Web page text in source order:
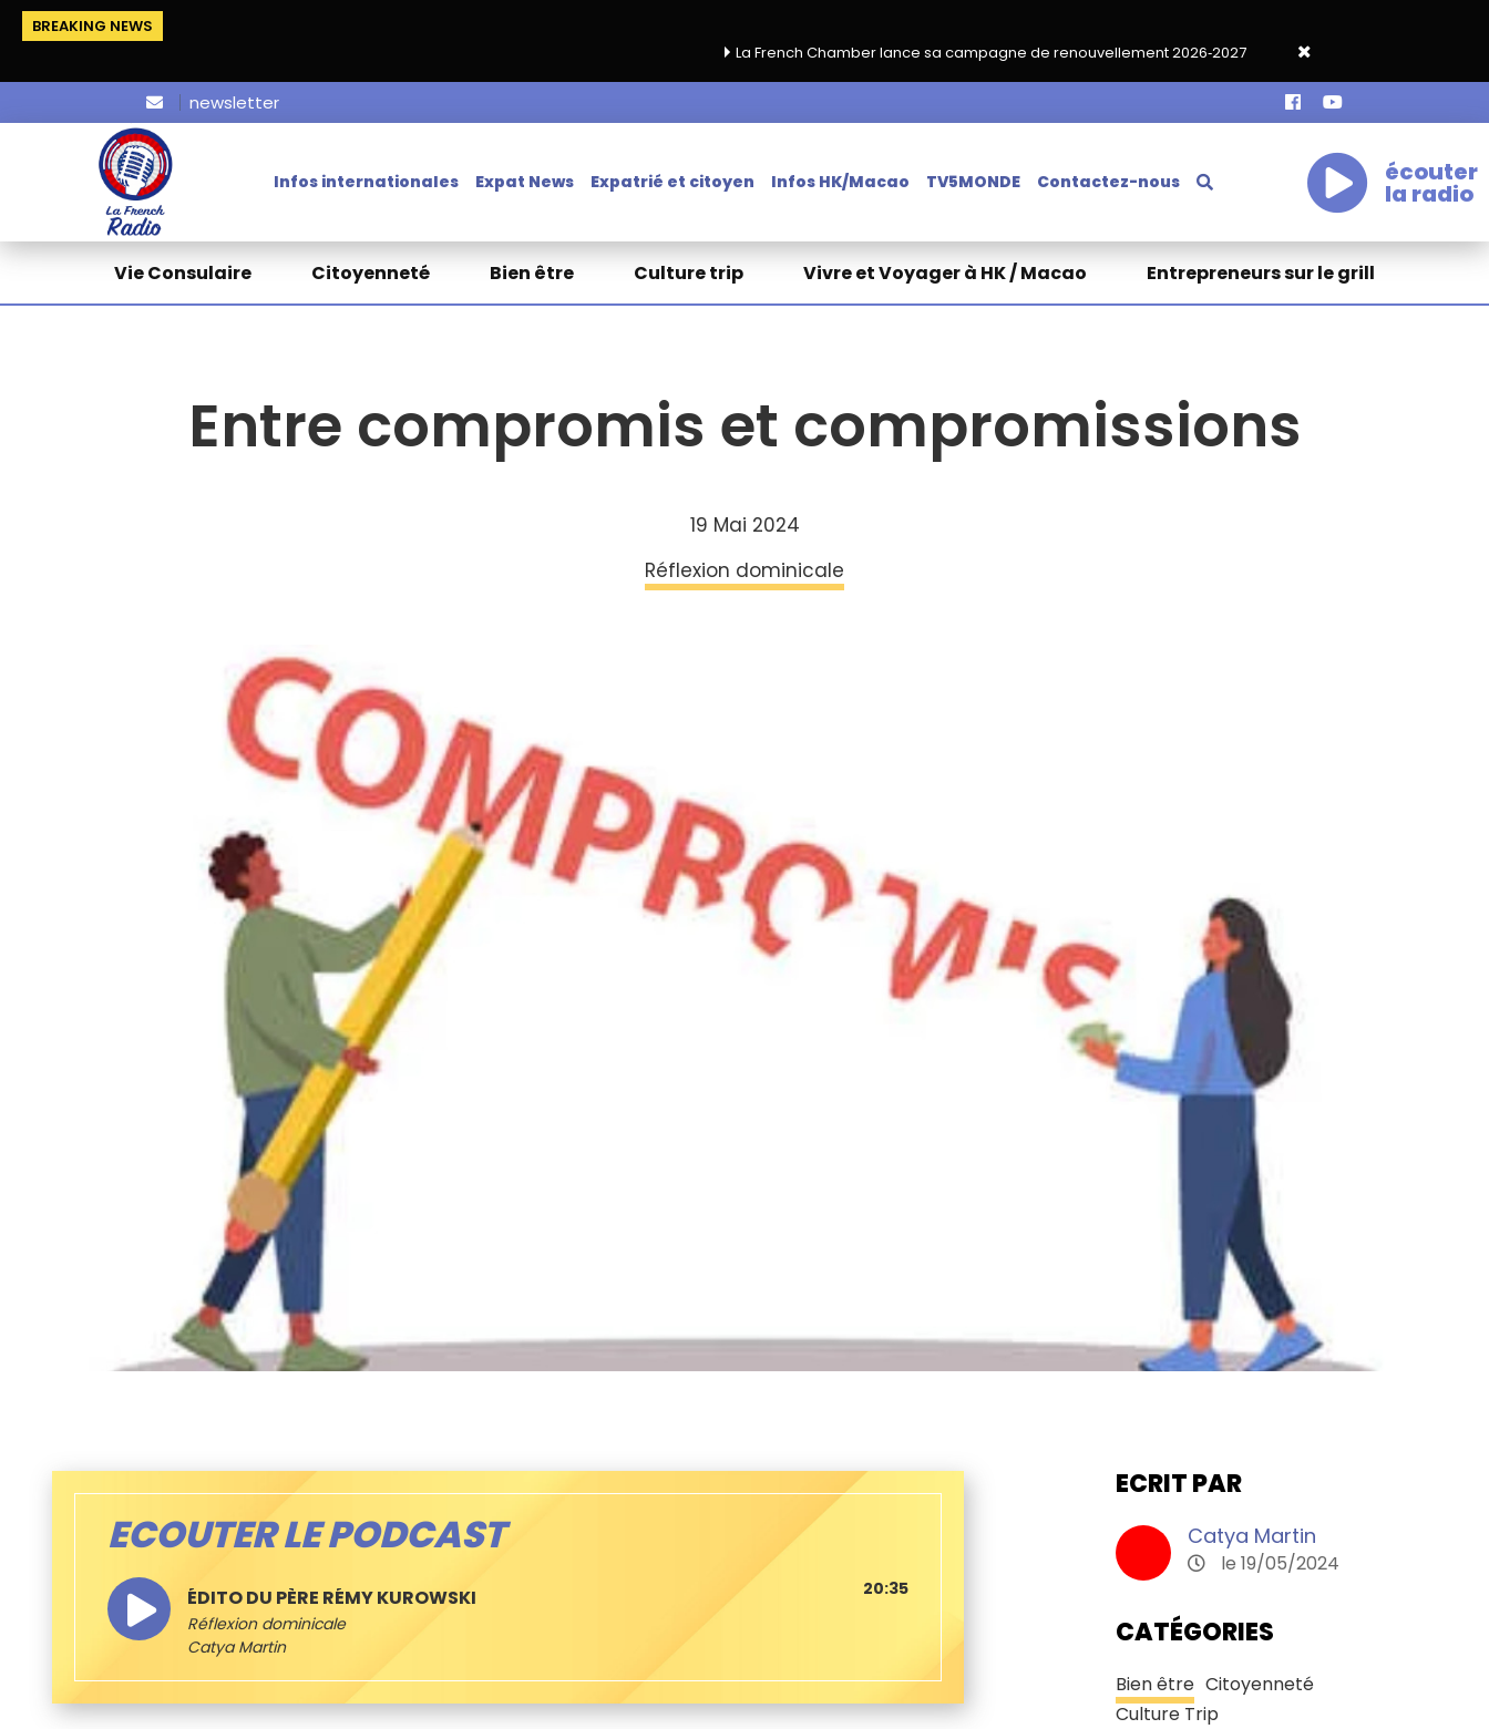
BREAKING NEWS
La French Chamber lance sa campagne de renouvellement 2026‑2027
Grand café de rentrée HKA le vendredi 18
newsletter
Infos internationales Expat News Expatrié et citoyen Infos HK/Macao TV5MONDE Contactez-nous écouter
la radio
Vie Consulaire Citoyenneté Bien être Culture trip Vivre et Voyager à HK / Macao Entrepreneurs sur le grill
Entre compromis et compromissions
19 Mai 2024
Réflexion dominicale
ECOUTER LE PODCAST
ÉDITO DU PÈRE RÉMY KUROWSKI
Réflexion dominicale
Catya Martin
20:35
ECRIT PAR
Catya Martin
le 19/05/2024
CATÉGORIES
Bien être Citoyenneté
Culture Trip